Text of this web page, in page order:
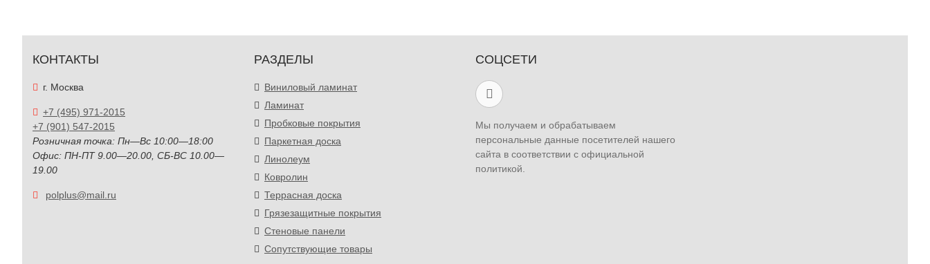
КОНТАКТЫ
г. Москва
+7 (495) 971-2015
+7 (901) 547-2015
Розничная точка: Пн—Вс 10:00—18:00
Офис: ПН-ПТ 9.00—20.00, СБ-ВС 10.00—
19.00
polplus@mail.ru
РАЗДЕЛЫ
Виниловый ламинат
Ламинат
Пробковые покрытия
Паркетная доска
Линолеум
Ковролин
Террасная доска
Грязезащитные покрытия
Стеновые панели
Сопутствующие товары
СОЦСЕТИ
Мы получаем и обрабатываем
персональные данные посетителей нашего
сайта в соответствии с официальной
политикой.